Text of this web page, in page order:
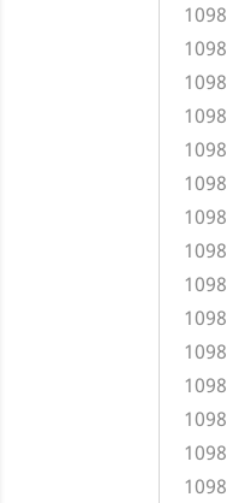
1098
1098
1098
1098
1098
1098
1098
1098
1098
1098
1098
1098
1098
1098
1098